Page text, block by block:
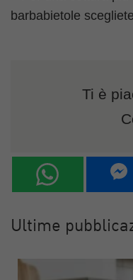
barbabietole
Ti è
Ultime